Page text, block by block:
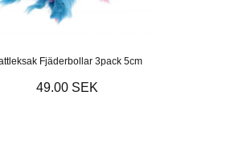
Fjäderbollar 3pack 5cm
49.00 SEK